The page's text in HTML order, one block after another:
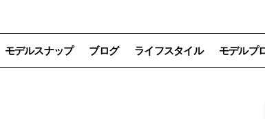
モデルスナップ ブログ ライフスタイル モデルプ